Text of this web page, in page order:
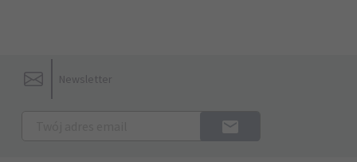
Newsletter